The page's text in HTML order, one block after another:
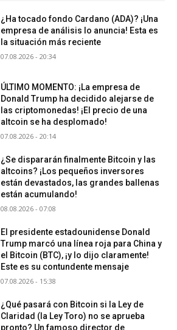
¿Ha tocado fondo Cardano (ADA)? ¡Una
empresa de análisis lo anuncia! Esta es
la situación más reciente
07.08.2026 - 20:34
ÚLTIMO MOMENTO: ¡La empresa de
Donald Trump ha decidido alejarse de
las criptomonedas! ¡El precio de una
altcoin se ha desplomado!
07.08.2026 - 20:14
¿Se dispararán finalmente Bitcoin y las
altcoins? ¡Los pequeños inversores
están devastados, las grandes ballenas
están acumulando!
08.08.2026 - 07:08
El presidente estadounidense Donald
Trump marcó una línea roja para China y
el Bitcoin (BTC), ¡y lo dijo claramente!
Este es su contundente mensaje
07.08.2026 - 15:38
¿Qué pasará con Bitcoin si la Ley de
Claridad (la Ley Toro) no se aprueba
pronto? Un famoso director de